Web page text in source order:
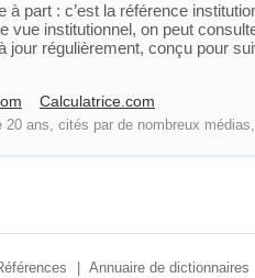
part : c’est la référence
vue institutionnel, on peut
régulièrement, conçu pour
Calculatrice.com
ans, cités par de nombreux
Annuaire de dictionnaires